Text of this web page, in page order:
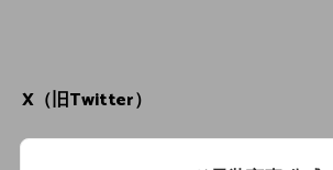
X（旧Twitter）